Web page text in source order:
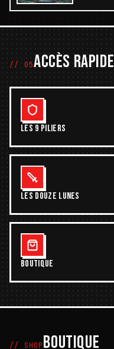
// 05ACCÈS RAPIDE
LES 9 PILIERS
LES DOUZE LUNES
BOUTIQUE
// SHOPBOUTIQUE